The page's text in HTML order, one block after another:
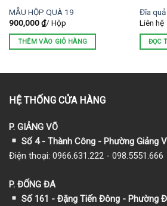
MẪU HỘP QUÀ 19
900,000₫/ Hộp
THÊM VÀO GIỎ HÀNG
Đĩa
Liên hệ
ĐỌC
HỆ THỐNG CỬA HÀNG
P. GIẢNG VÕ
Số 4 - Thành Công - Phường Giảng
Điện thoại: 0966.631.222 - 098.5551.666
P. ĐỐNG ĐA
Số 161 - Đặng Tiến Đông - Phường